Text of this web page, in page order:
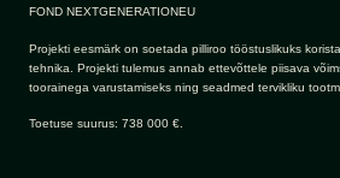
FOND NEXTGENERATIONEU
Projekti eesmärk on soetada pilliroo tööstuslikuks
tehnika. Projekti tulemus annab ettevõttele piisava
toorainega varustamiseks ning seadmed tervikliku
Toetuse suurus: 738 000 €.